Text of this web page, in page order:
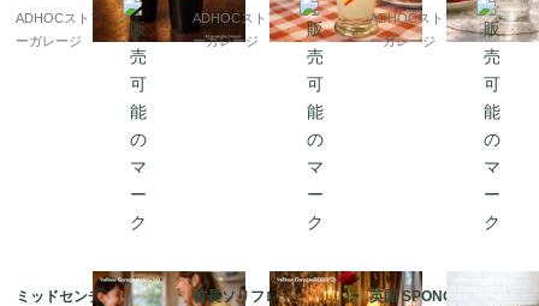
ク
ADHOCストア・イエロ
ーガレージ
な黄×赤トライアングル
デザイン ?
ADHOCストア・イエロ
ーガレージ
ADHOCストア・イエロ
ーガレージ
ミッドセンチュリー・
首長ソリフロール型 ア
英国 SPONG社製 アン